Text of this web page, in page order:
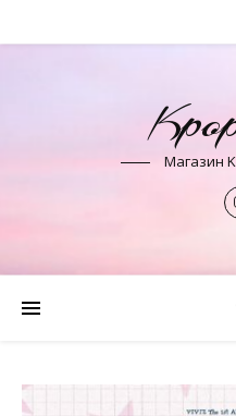
Магазин